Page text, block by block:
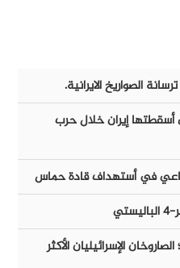
الصواريخ الايرانية.
أسقطتها إيران خلال حرب
في أستهداف قادة حماس
الإسرائيليان الأكثر